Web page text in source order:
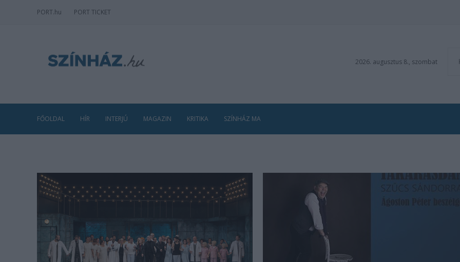
PORT.hu PORT TICKET
2026. augusztus 8., szombat
FŐOLDAL HÍR INTERJÚ MAGAZIN KRITIKA SZÍNHÁZ MA